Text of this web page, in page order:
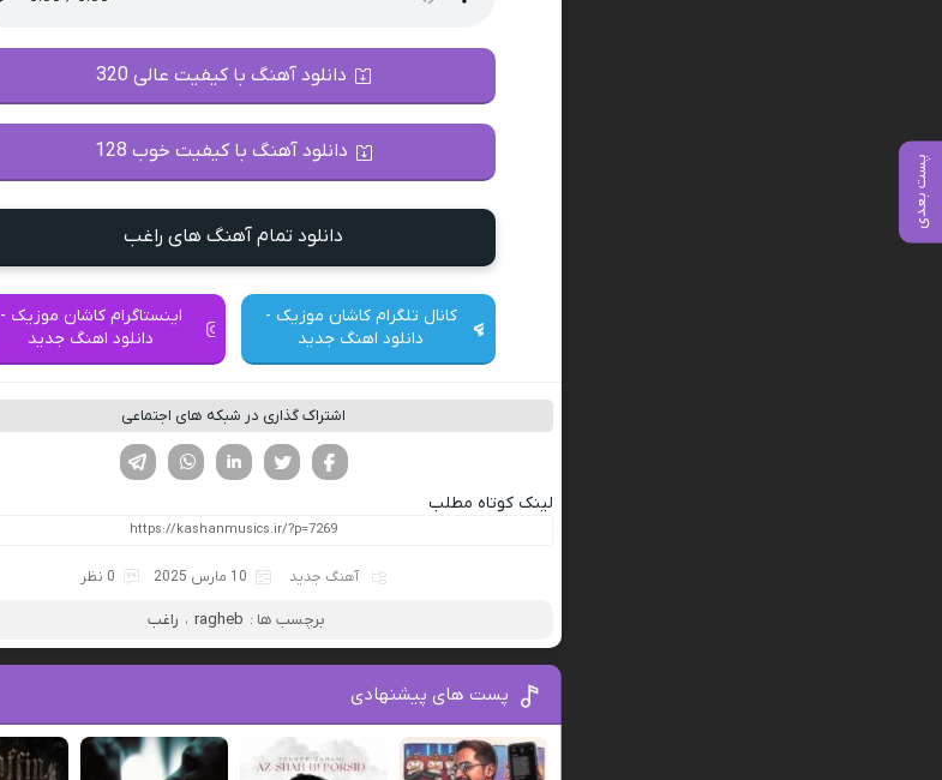
پست بعدی
دانلود آهنگ با کیفیت عالی 320
دانلود آهنگ با کیفیت خوب 128
دانلود تمام آهنگ های راغب
کانال تلگرام کاشان موزیک -
دانلود اهنگ جدید
اینستاگرام کاشان موزیک -
دانلود اهنگ جدید
اشتراک گذاری در شبکه های اجتماعی
لینکدین تویتر
فیسوک
لینک کوتاه مطلب
آهنگ جدید 10 مارس 2025 0 نظر
برچسب ها : ragheb ، راغب
پست های پیشنهادی